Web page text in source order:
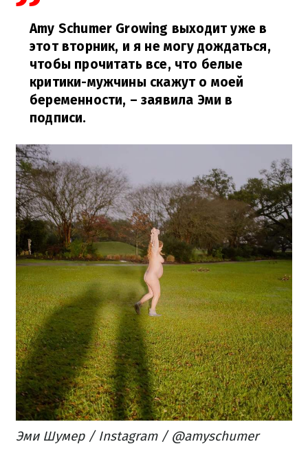
Amy Schumer Growing выходит уже в
этот вторник, и я не могу дождаться,
чтобы прочитать все, что белые
критики-мужчины скажут о моей
беременности, – заявила Эми в
подписи.
Эми Шумер / Instagram / @amyschumer